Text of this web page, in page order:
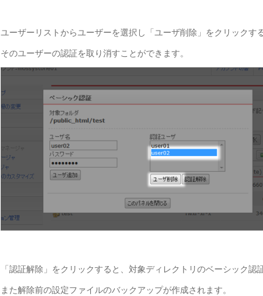
ユーザーリストからユーザーを選択し「ユーザ削除」をクリックす
そのユーザーの認証を取り消すことができます。
「認証解除」をクリックすると、対象ディレクトリのベーシック認
また解除前の設定ファイルのバックアップが作成されます。